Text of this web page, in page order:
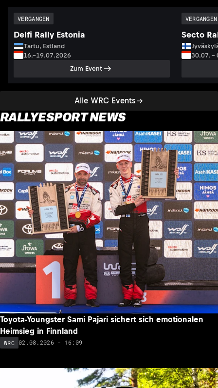
Alle WRC Events
VERGANGEN
Delfi Rally Estonia
Tartu, Estland
16.–19.07.2026
Zum Event
VERGANGEN
Secto
30.07. –
RALLYESPORT NEWS
Toyota-Youngster Sami Pajari sichert sich emotionalen
Heimsieg in Finnland
WRC 02.08.2026 - 16:09